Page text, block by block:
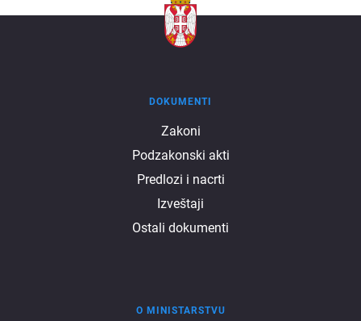
DOKUMENTI
Zakoni
Podzakonski akti
Predlozi i nacrti
Izveštaji
Ostali dokumenti
O MINISTARSTVU